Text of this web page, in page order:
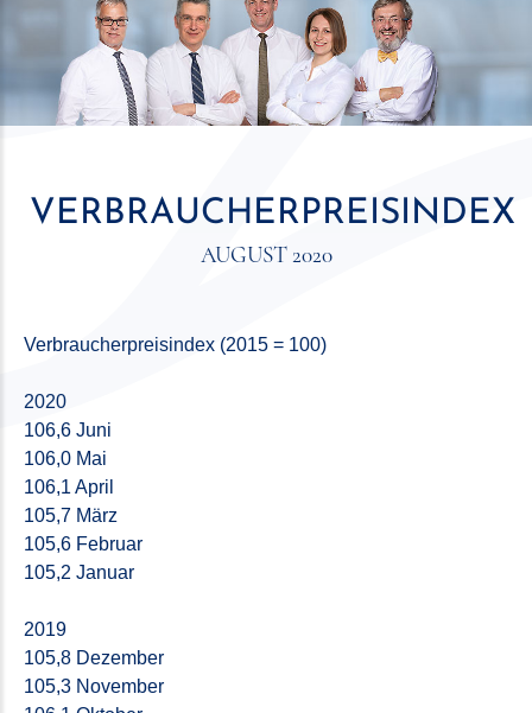
VERBRAUCHERPREISINDEX
AUGUST 2020
Verbraucherpreisindex (2015 = 100)
2020
106,6 Juni
106,0 Mai
106,1 April
105,7 März
105,6 Februar
105,2 Januar
2019
105,8 Dezember
105,3 November